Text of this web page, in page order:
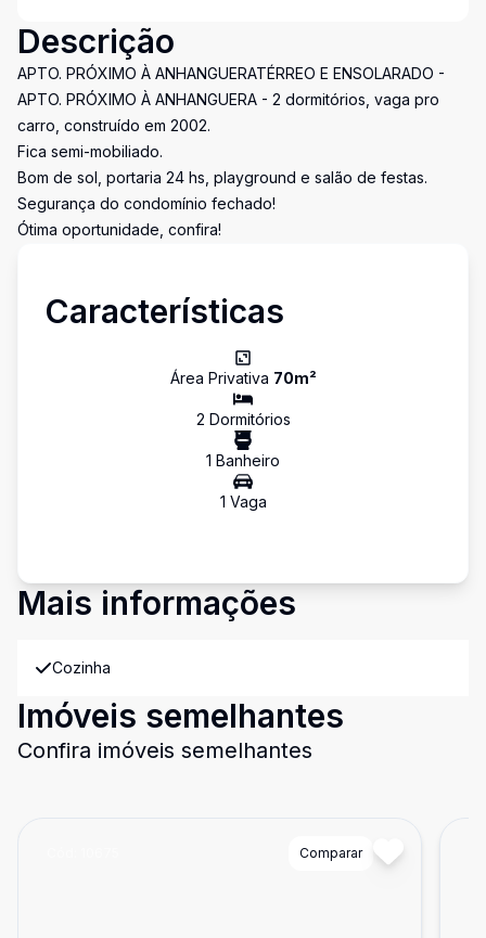
Descrição
APTO. PRÓXIMO À ANHANGUERATÉRREO E ENSOLARADO -
APTO. PRÓXIMO À ANHANGUERA - 2 dormitórios, vaga pro
carro, construído em 2002.
Fica semi-mobiliado.
Bom de sol, portaria 24 hs, playground e salão de festas.
Segurança do condomínio fechado!
Ótima oportunidade, confira!
Características
Área Privativa 70m²
2 Dormitórios
1 Banheiro
1 Vaga
Mais informações
Cozinha
Imóveis semelhantes
Confira imóveis semelhantes
Comparar